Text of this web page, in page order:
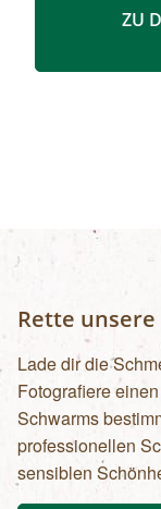
Höhlentour
Kostenlose
ZU
Rette
Lade dir die
Fotografiere
Schwarms
professionellen
sensiblen